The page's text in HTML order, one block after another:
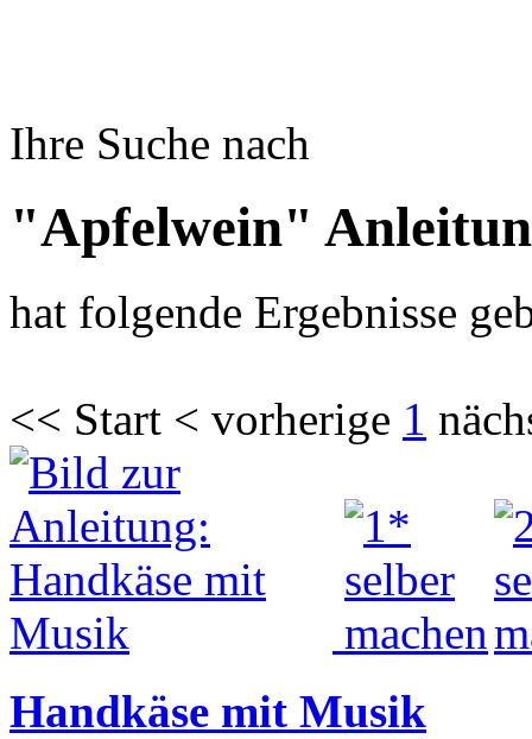
Ihre Suche nach
"Apfelwein"
hat folgende Ergebnisse
<< Start < vorherige 1
Handkäse mit Musik